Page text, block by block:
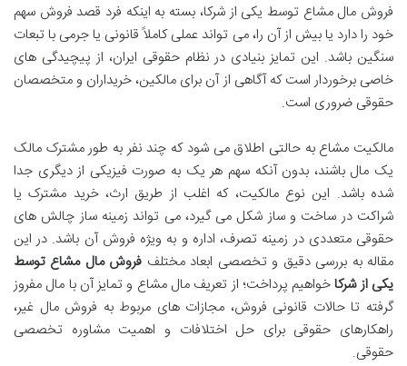
فروش مال مشاع توسط یکی از شرکا، بسته به اینکه فرد قصد فروش سهم
خود را دارد یا بیش از آن را، می تواند عملی کاملاً قانونی یا جرمی با تبعات
سنگین باشد. این تمایز بنیادی در نظام حقوقی ایران، از پیچیدگی های
خاصی برخوردار است که آگاهی از آن برای مالکین، خریداران و متخصصان
حقوقی ضروری است.
مالکیت مشاع به حالتی اطلاق می شود که چند نفر به طور مشترک مالک
یک مال باشند، بدون آنکه سهم هر یک به صورت فیزیکی از دیگری جدا
شده باشد. این نوع مالکیت، که اغلب از طریق ارث، خرید مشترک یا
شراکت در ساخت و ساز شکل می گیرد، می تواند زمینه ساز چالش های
حقوقی متعددی در زمینه تصرف، اداره و به ویژه فروش آن باشد. در این
مقاله به بررسی دقیق و تخصصی ابعاد مختلف فروش مال مشاع توسط
یکی از شرکاخواهیم پرداخت؛ از تعریف مال مشاع و تمایز آن با مال مفروز
گرفته تا حالات قانونی فروش، مجازات های مربوط به فروش مال غیر،
راهکارهای حقوقی برای حل اختلافات و اهمیت مشاوره تخصصی
حقوقی.